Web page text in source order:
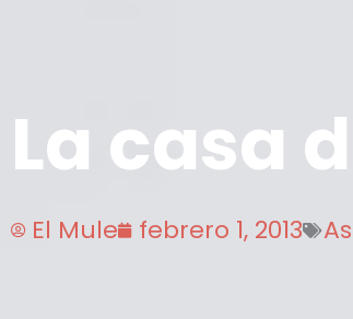
La casa
El Mule febrero 1, 2013